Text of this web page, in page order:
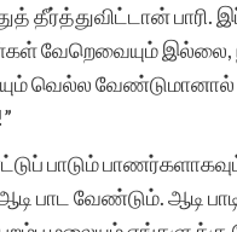
பாரி.
வேறெவையும் இல்லை,
வெல்ல
பாடும்
பாட வேண்டும். ஆடி